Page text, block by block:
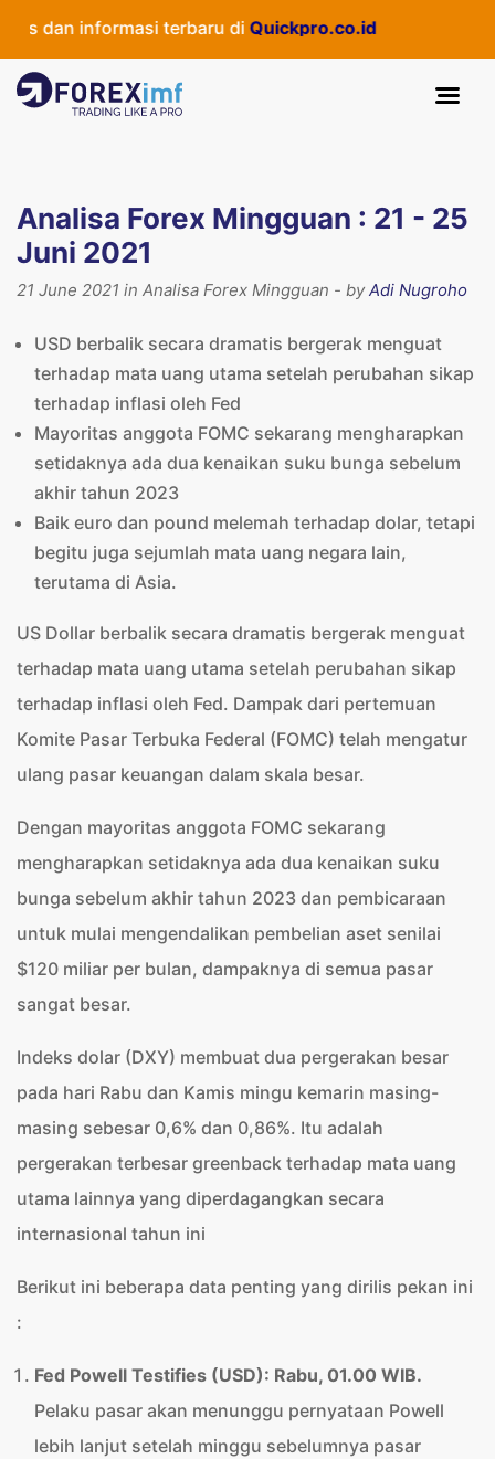
informasi terbaru diQuickpro.co.id
Analisa Forex Mingguan : 21 - 25
Juni 2021
21 June 2021 in Analisa Forex Mingguan - byAdi Nugroho
USD berbalik secara dramatis bergerak menguat
terhadap mata uang utama setelah perubahan sikap
terhadap inflasi oleh Fed
Mayoritas anggota FOMC sekarang mengharapkan
setidaknya ada dua kenaikan suku bunga sebelum
akhir tahun 2023
Baik euro dan pound melemah terhadap dolar, tetapi
begitu juga sejumlah mata uang negara lain,
terutama di Asia.
US Dollar berbalik secara dramatis bergerak menguat
terhadap mata uang utama setelah perubahan sikap
terhadap inflasi oleh Fed. Dampak dari pertemuan
Komite Pasar Terbuka Federal (FOMC) telah mengatur
ulang pasar keuangan dalam skala besar.
Dengan mayoritas anggota FOMC sekarang
mengharapkan setidaknya ada dua kenaikan suku
bunga sebelum akhir tahun 2023 dan pembicaraan
untuk mulai mengendalikan pembelian aset senilai
$120 miliar per bulan, dampaknya di semua pasar
sangat besar.
Indeks dolar (DXY) membuat dua pergerakan besar
pada hari Rabu dan Kamis mingu kemarin masing-
masing sebesar 0,6% dan 0,86%. Itu adalah
pergerakan terbesar greenback terhadap mata uang
utama lainnya yang diperdagangkan secara
internasional tahun ini
Berikut ini beberapa data penting yang dirilis pekan ini
:
Fed Powell Testifies (USD): Rabu, 01.00 WIB.
Pelaku pasar akan menunggu pernyataan Powell
lebih lanjut setelah minggu sebelumnya pasar